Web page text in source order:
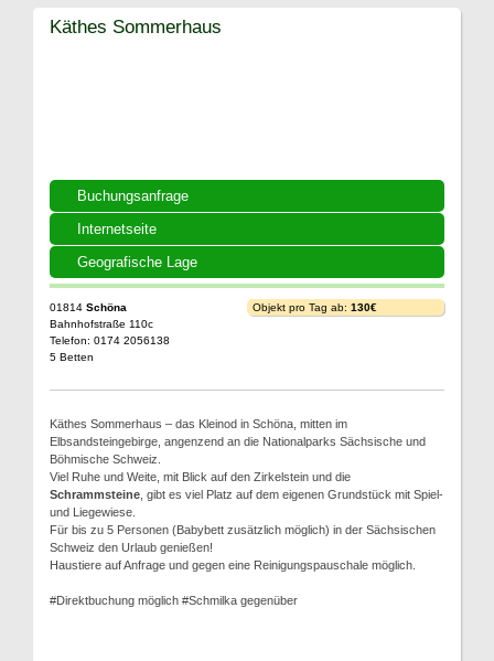
Buchungsanfrage
Internetseite
Geografische Lage
Käthes Sommerhaus
01814 Schöna
Bahnhofstraße 110c
Telefon: 0174 2056138
5 Betten
Objekt pro Tag ab: 130€
Käthes Sommerhaus – das Kleinod in Schöna, mitten im
Elbsandsteingebirge, angenzend an die Nationalparks Sächsische und
Böhmische Schweiz.
Viel Ruhe und Weite, mit Blick auf den Zirkelstein und die
Schrammsteine , gibt es viel Platz auf dem eigenen Grundstück mit Spiel-
und Liegewiese.
Für bis zu 5 Personen (Babybett zusätzlich möglich) in der Sächsischen
Schweiz den Urlaub genießen!
Haustiere auf Anfrage und gegen eine Reinigungspauschale möglich.
#Direktbuchung möglich #Schmilka gegenüber